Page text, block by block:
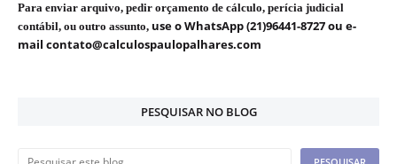
Para enviar arquivo, pedir orçamento de cálculo, perícia judicial
contábil, ou outro assunto, use o WhatsApp (21)96441-8727 ou e-
mail contato@calculospaulopalhares.com
PESQUISAR NO BLOG